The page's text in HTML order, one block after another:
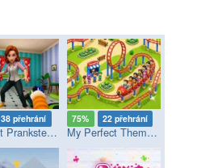
38 přehrání
Bad Cat Prankster - Mom’s Return
75% 22 přehrání
My Perfect Theme Park